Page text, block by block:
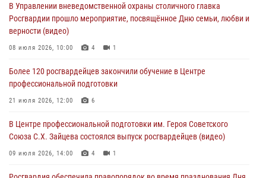
04 августа 2026, 12:28
В Москве росгвардейцы задержали подозреваемого в нападении
на охранника торгового центра (видео)
В Главном управлении Росгвардии по городу Москве подвели итоги
работы подразделений за прошедший месяц
В Управлении вневедомственной охраны столичного главка
Росгвардии прошло мероприятие, посвящённое Дню семьи, любви и
верности (видео)
08 июля 2026, 10:00 4 1
Более 120 росгвардейцев закончили обучение в Центре
профессиональной подготовки
21 июля 2026, 12:00 6
В Центре профессиональной подготовки им. Героя Советского
Союза С.Х. Зайцева состоялся выпуск росгвардейцев (видео)
09 июля 2026, 14:00 4 1